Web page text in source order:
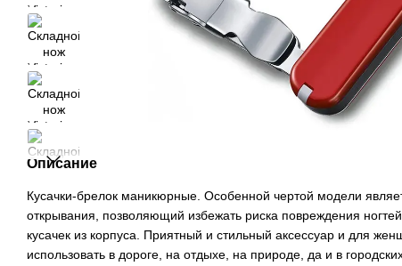
Описание
Кусачки-брелок маникюрные. Особенной чертой модели
открывания, позволяющий избежать риска повреждения
кусачек из корпуса. Приятный и стильный аксессуар и для
использовать в дороге, на отдыхе, на природе, да и в